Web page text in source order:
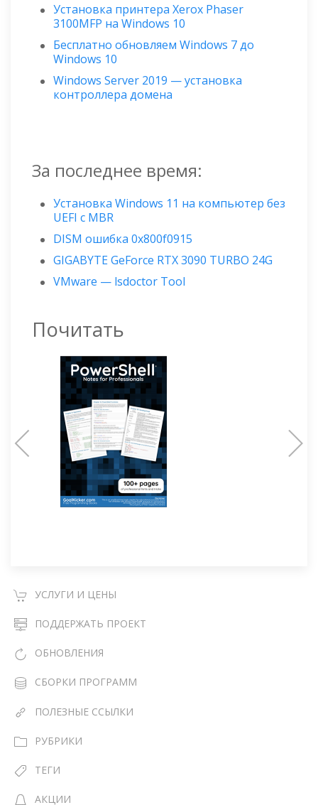
Установка принтера Xerox Phaser
3100MFP на Windows 10
Бесплатно обновляем Windows 7 до
Windows 10
Windows Server 2019 — установка
контроллера домена
За последнее время:
Установка Windows 11 на компьютер без
UEFI с MBR
DISM ошибка 0x800f0915
GIGABYTE GeForce RTX 3090 TURBO 24G
VMware — lsdoctor Tool
Почитать
УСЛУГИ И ЦЕНЫ
ПОДДЕРЖАТЬ ПРОЕКТ
ОБНОВЛЕНИЯ
СБОРКИ ПРОГРАММ
ПОЛЕЗНЫЕ ССЫЛКИ
РУБРИКИ
ТЕГИ
АКЦИИ